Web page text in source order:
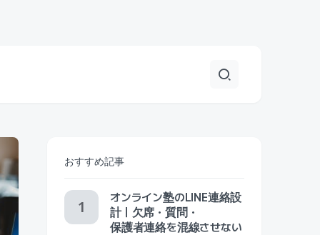
おすすめ記事
オンライン塾のLINE連絡設
計｜欠席・質問・
保護者連絡を混線させない